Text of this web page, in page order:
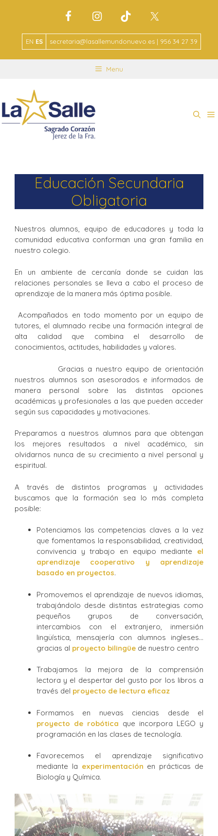
EN ES secretaria@lasallemundonuevo.es | 956 34 27 39
Menu
Educación Secundaria
Obligatoria
Nuestros alumnos, equipo de educadores y toda la
comunidad educativa conforman una gran familia en
nuestro colegio.
En un ambiente de cercanía donde se cuidan las
relaciones personales se lleva a cabo el proceso de
aprendizaje de la manera más óptima posible.
Acompañados en todo momento por un equipo de
tutores, el alumnado recibe una formación integral de
alta calidad que combina el desarrollo de
conocimientos, actitudes, habilidades y valores.
Gracias a nuestro equipo de orientación
nuestros alumnos son asesorados e informados de
manera personal sobre las distintas opciones
académicas y profesionales a las que pueden acceder
según sus capacidades y motivaciones.
Preparamos a nuestros alumnos para que obtengan
los mejores resultados a nivel académico, sin
olvidarnos nunca de su crecimiento a nivel personal y
espiritual.
A través de distintos programas y actividades
buscamos que la formación sea lo más completa
posible:
Potenciamos las competencias claves a la vez
que fomentamos la responsabilidad, creatividad,
convivencia y trabajo en equipo mediante el
aprendizaje cooperativo y aprendizaje
basado en proyectos.
Promovemos el aprendizaje de nuevos idiomas,
trabajándolo desde distintas estrategias como
pequeños grupos de conversación,
intercambios con el extranjero, inmersión
lingüística, mensajería con alumnos ingleses…
gracias al proyecto bilingüe de nuestro centro
Trabajamos la mejora de la comprensión
lectora y el despertar del gusto por los libros a
través del proyecto de lectura eficaz
Formamos en nuevas ciencias desde el
proyecto de robótica que incorpora LEGO y
programación en las clases de tecnología.
Favorecemos el aprendizaje significativo
mediante la experimentación en prácticas de
Biología y Química.